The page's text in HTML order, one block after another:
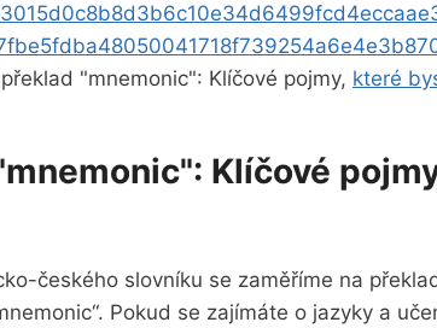
"mnemonic": Klíčové pojmy, které
Klíčové
českého slovníku se zaměříme na
Pokud se zajímáte o jazyky a